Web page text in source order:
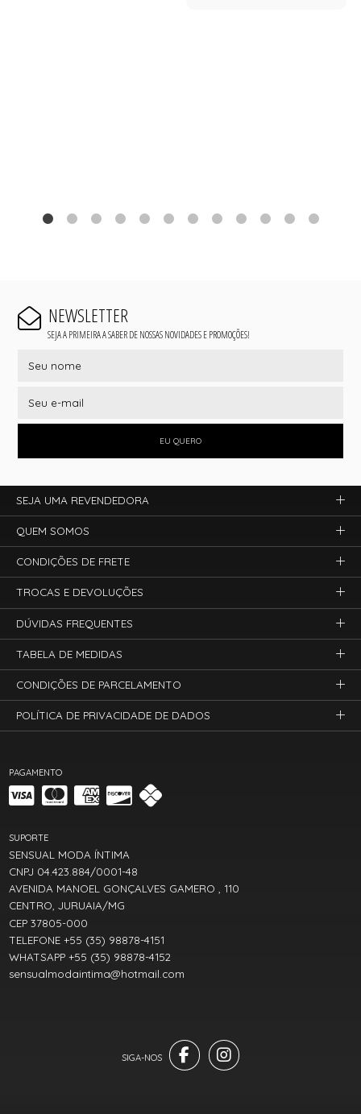
NEWSLETTER
SEJA A PRIMEIRA A SABER DE NOSSAS NOVIDADES E PROMOÇÕES!
EU QUERO
PAGAMENTO
SUPORTE
SENSUAL MODA ÍNTIMA
CNPJ 04.423.884/0001-48
AVENIDA MANOEL GONÇALVES GAMERO , 110
CENTRO, JURUAIA/MG
CEP 37805-000
TELEFONE +55 (35) 98878-4151
WHATSAPP +55 (35) 98878-4152
sensualmodaintima@hotmail.com
SEJA UMA REVENDEDORA
QUEM SOMOS
CONDIÇÕES DE FRETE
TROCAS E DEVOLUÇÕES
DÚVIDAS FREQUENTES
TABELA DE MEDIDAS
CONDIÇÕES DE PARCELAMENTO
POLÍTICA DE PRIVACIDADE DE DADOS